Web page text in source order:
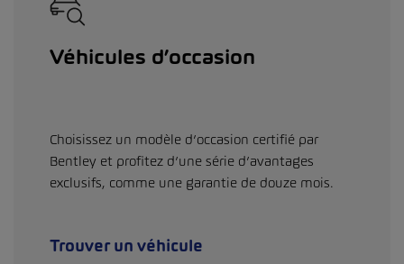
Véhicules d’occasion
Choisissez un modèle d’occasion certifié par
Bentley et profitez d’une série d’avantages
exclusifs, comme une garantie de douze mois.
Trouver un véhicule